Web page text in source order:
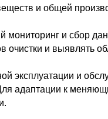
и общей
и сбор
очистки и выявлять
эксплуатации и
адаптации к